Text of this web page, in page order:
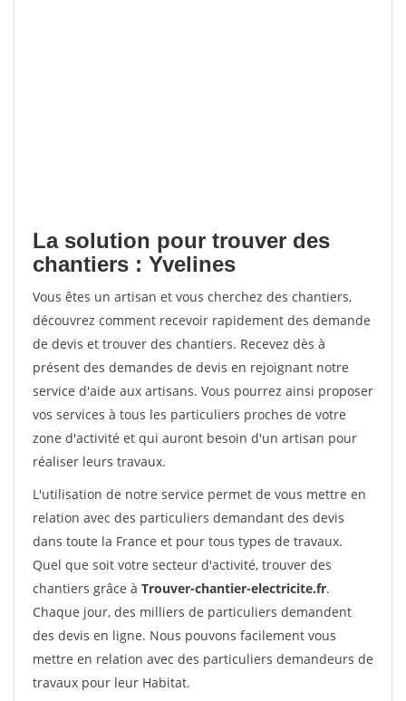
La solution pour trouver des
chantiers : Yvelines
Vous êtes un artisan et vous cherchez des chantiers,
découvrez comment recevoir rapidement des demande
de devis et trouver des chantiers. Recevez dès à
présent des demandes de devis en rejoignant notre
service d'aide aux artisans. Vous pourrez ainsi proposer
vos services à tous les particuliers proches de votre
zone d'activité et qui auront besoin d'un artisan pour
réaliser leurs travaux.
L'utilisation de notre service permet de vous mettre en
relation avec des particuliers demandant des devis
dans toute la France et pour tous types de travaux.
Quel que soit votre secteur d'activité, trouver des
chantiers grâce à Trouver-chantier-electricite.fr.
Chaque jour, des milliers de particuliers demandent
des devis en ligne. Nous pouvons facilement vous
mettre en relation avec des particuliers demandeurs de
travaux pour leur Habitat.